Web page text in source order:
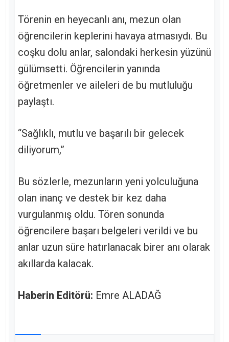
Törenin en heyecanlı anı, mezun olan
öğrencilerin keplerini havaya atmasıydı. Bu
coşku dolu anlar, salondaki herkesin yüzünü
gülümsetti. Öğrencilerin yanında
öğretmenler ve aileleri de bu mutluluğu
paylaştı.
“Sağlıklı, mutlu ve başarılı bir gelecek
diliyorum,”
Bu sözlerle, mezunların yeni yolculuğuna
olan inanç ve destek bir kez daha
vurgulanmış oldu. Tören sonunda
öğrencilere başarı belgeleri verildi ve bu
anlar uzun süre hatırlanacak birer anı olarak
akıllarda kalacak.
Haberin Editörü: Emre ALADAĞ